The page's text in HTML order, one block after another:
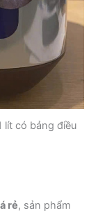
lít có bảng điều
rẻ, sản phẩm